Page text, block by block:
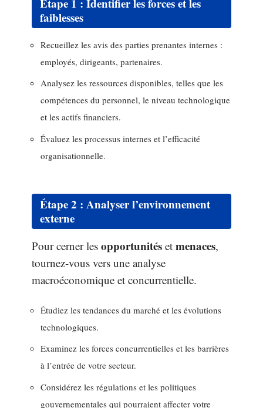
faiblesses
Recueillez les avis des parties prenantes internes :
employés, dirigeants, partenaires.
Analysez les ressources disponibles, telles que les
compétences du personnel, le niveau technologique
et les actifs financiers.
Évaluez les processus internes et l’efficacité
organisationnelle.
Étape 2 : Analyser l’environnement
externe
Pour cerner les opportunités et menaces,
tournez-vous vers une analyse
macroéconomique et concurrentielle.
Étudiez les tendances du marché et les évolutions
technologiques.
Examinez les forces concurrentielles et les barrières
à l’entrée de votre secteur.
Considérez les régulations et les politiques
gouvernementales qui pourraient affecter votre